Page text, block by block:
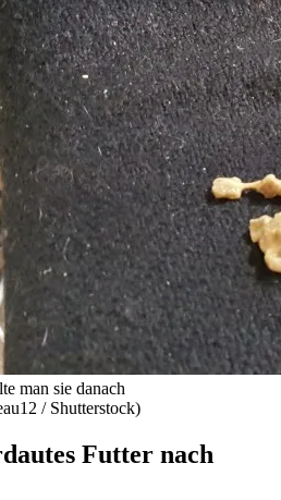
man sie danach
/ Shutterstock)
Futter nach